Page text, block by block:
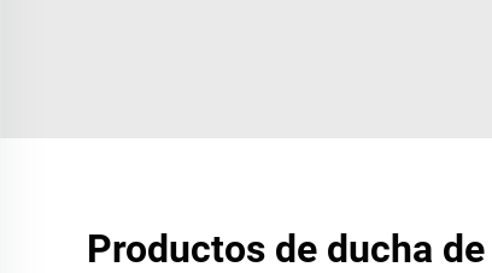
Productos de ducha